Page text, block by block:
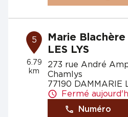
5
6.79
km
Marie
LES LYS
273 rue André
Chamlys
77190 DAMMARIE
Fermé
Numéro